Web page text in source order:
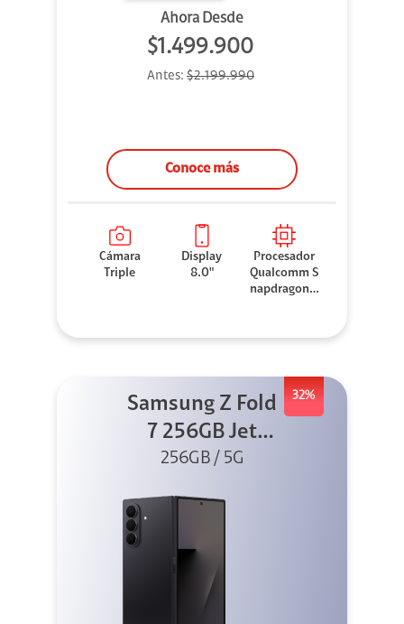
Ahora Desde
$1.499.900
Antes: $2.199.990
Conoce más
Cámara
Triple
Display
8.0"
Procesador
Qualcomm S
napdragon 8
32%
Samsung Z Fold
7 256GB Jet
Black
256GB / 5G